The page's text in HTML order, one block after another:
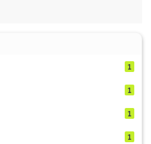
1
1
1
1